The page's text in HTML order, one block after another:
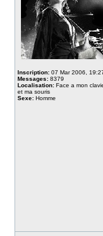
Inscription: 07 Mar 2006,
Messages: 8379
Localisation: Face a mon
et ma souris
Sexe: Homme